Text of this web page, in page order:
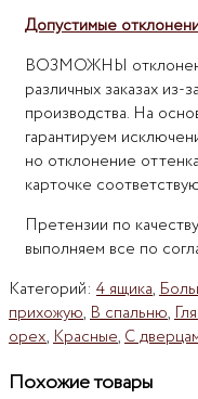
Допустимые
ВОЗМОЖНЫ
различных заказах
производства. На
гарантируем
но отклонение
карточке
Претензии по
выполняем все по
Категорий: 4 ящика,
прихожую,В спальню,
орех,Красные,С
Похожие товары